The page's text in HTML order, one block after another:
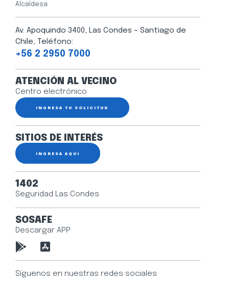
Alcaldesa
Av. Apoquindo 3400, Las Condes – Santiago de
Chile, Teléfono:
+56 2 2950 7000
ATENCIÓN AL VECINO
Centro electrónico
INGRESA TU SOLICITUD
SITIOS DE INTERÉS
INGRESA AQUÍ
1402
Seguridad Las Condes
SOSAFE
Descargar APP
Síguenos en nuestras redes sociales